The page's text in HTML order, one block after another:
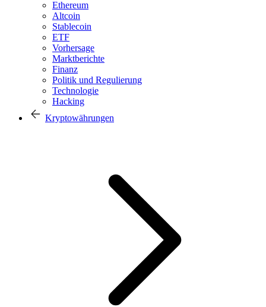
Ethereum
Altcoin
Stablecoin
ETF
Vorhersage
Marktberichte
Finanz
Politik und Regulierung
Technologie
Hacking
Kryptowährungen